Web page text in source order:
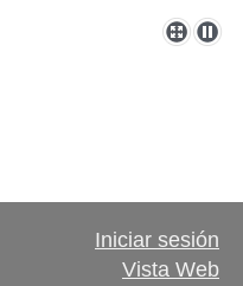
Iniciar sesión
Vista Web